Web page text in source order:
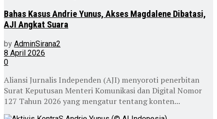
Bahas Kasus Andrie Yunus, Akses Magdalene Dibatasi,
AJI Angkat Suara
by AdminSirana2
8 April 2026
0
Aliansi Jurnalis Independen (AJI) menyoroti penerbitan
Surat Keputusan Menteri Komunikasi dan Digital Nomor
127 Tahun 2026 yang mengatur tentang konten...